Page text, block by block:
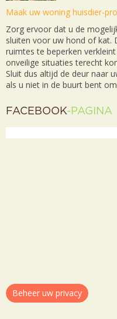
Maak uw woning huisdier-
Zorg ervoor dat u de
sluiten voor uw hond of kat.
ruimtes te beperken
onveilige situaties terecht
Sluit dus altijd de deur naar
als u niet in de buurt bent
FACEBOOK-PAGINA
Beheer uw privacy